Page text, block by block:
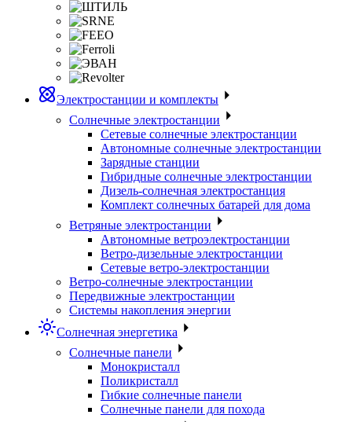
Электростанции и комплекты
Солнечные электростанции
Сетевые солнечные электростанции
Автономные солнечные электростанции
Зарядные станции
Гибридные солнечные электростанции
Дизель-солнечная электростанция
Комплект солнечных батарей для дома
Ветряные электростанции
Автономные ветроэлектростанции
Ветро-дизельные электростанции
Сетевые ветро-электростанции
Ветро-солнечные электростанции
Передвижные электростанции
Системы накопления энергии
Солнечная энергетика
Солнечные панели
Монокристалл
Поликристалл
Гибкие солнечные панели
Солнечные панели для похода